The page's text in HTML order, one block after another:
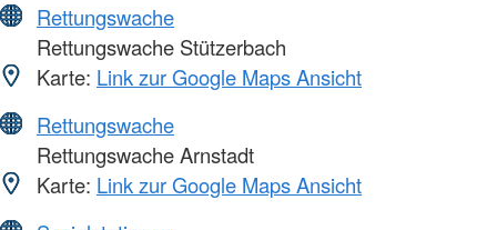
Rettungswache
Rettungswache Stützerbach
Karte: Link zur Google Maps Ansicht
Rettungswache
Rettungswache Arnstadt
Karte: Link zur Google Maps Ansicht